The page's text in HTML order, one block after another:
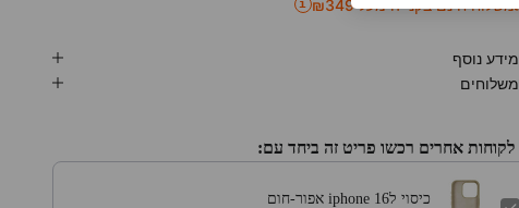
משלוח חינם בקנייה מעל ₪349 i
מידע נוסף
משלוחים
לקוחות אחרים רכשו פריט זה ביחד עם:
כיסוי לiphone 16 אפור-חום